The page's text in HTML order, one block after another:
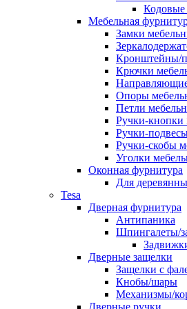
Кодовые
Мебельная
Замки
Кронштейны/
Крючки
Опоры
Петли
Ручки-кнопки
Ручки-
Ручки-скобы
Уголки
Оконная фурнитура
Для
Tesa
Дверная фурнитура
Антипаника
Шпингалеты/
Дверные защелки
Защелки с
Кнобы/шары
Механизмы/